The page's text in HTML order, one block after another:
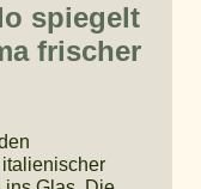
spiegelt
frischer